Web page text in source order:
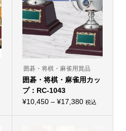
囲碁・将棋・麻雀用賞品
囲碁・将棋・麻雀用カッ
プ：RC-1043
¥10,450 – ¥17,380価税込
の